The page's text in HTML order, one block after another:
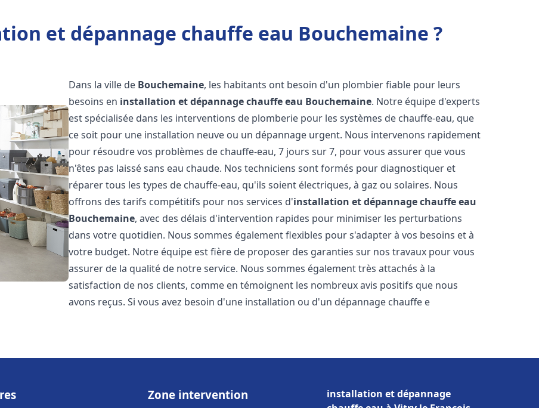
et dépannage chauffe eau Bouchemaine ?
Dans la ville de Bouchemaine, les habitants ont besoin d'un plombier fiable pour leurs
besoins en installation et dépannage chauffe eau Bouchemaine. Notre équipe d'experts
est spécialisée dans les interventions de plomberie pour les systèmes de chauffe-eau, que
ce soit pour une installation neuve ou un dépannage urgent. Nous intervenons rapidement
pour résoudre vos problèmes de chauffe-eau, 7 jours sur 7, pour vous assurer que vous
n'êtes pas laissé sans eau chaude. Nos techniciens sont formés pour diagnostiquer et
réparer tous les types de chauffe-eau, qu'ils soient électriques, à gaz ou solaires. Nous
offrons des tarifs compétitifs pour nos services d'installation et dépannage chauffe eau
Bouchemaine, avec des délais d'intervention rapides pour minimiser les perturbations
dans votre quotidien. Nous sommes également flexibles pour s'adapter à vos besoins et à
votre budget. Notre équipe est fière de proposer des garanties sur nos travaux pour vous
assurer de la qualité de notre service. Nous sommes également très attachés à la
satisfaction de nos clients, comme en témoignent les nombreux avis positifs que nous
avons reçus. Si vous avez besoin d'une installation ou d'un dépannage chauffe e
Zone intervention
installation et dépannage